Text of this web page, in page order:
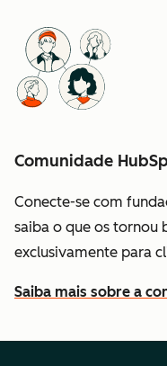
Comunidade
Conecte-se com
saiba o que os tornou
exclusivamente para
Saiba mais sobre a